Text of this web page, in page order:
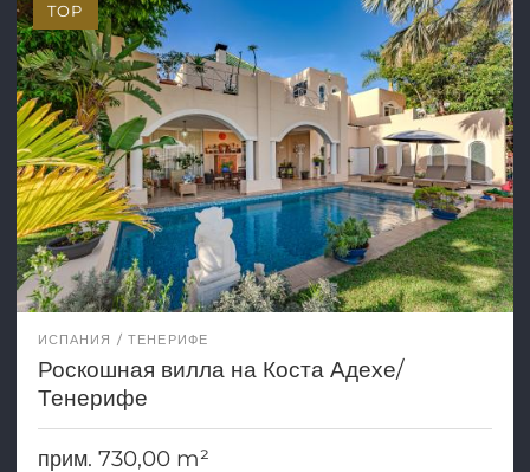
E-mail адрес*
ИСПАНИЯ ТЕНЕРИФЕ
Роскошная вилла на Коста Адехе/
Тенерифе
прим. 730,00 m²
TOP